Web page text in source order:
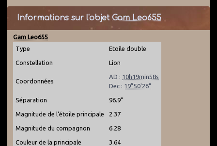
Informations sur l'objet Gam Leo655
Gam Leo655
Type
Etoile double
Constellation Lion
Coordonnées
AD : 10h19min58s
Dec : 19°50'26"
Séparation 96.9"
Magnitude de l'étoile principale 2.37
Magnitude du compagnon 6.28
Couleur de la principale 3.64